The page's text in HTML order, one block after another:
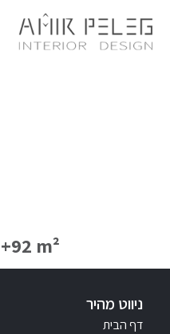
m²
ניווט מהיר
דף הבית